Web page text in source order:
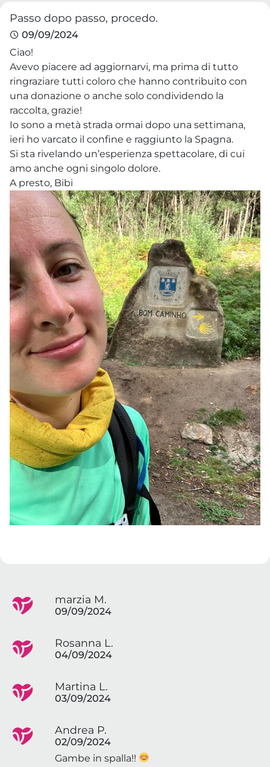
Passo dopo passo, procedo.
09/09/2024
Ciao!
Avevo piacere ad aggiornarvi, ma prima di tutto
ringraziare tutti coloro che hanno contribuito con
una donazione o anche solo condividendo la
raccolta, grazie!
Io sono a metà strada ormai dopo una settimana,
ieri ho varcato il confine e raggiunto la Spagna.
Si sta rivelando un’esperienza spettacolare, di cui
amo anche ogni singolo dolore.
A presto, Bibi
marzia M.
09/09/2024
Rosanna L.
04/09/2024
Martina L.
03/09/2024
Andrea P.
02/09/2024
Gambe in spalla!!